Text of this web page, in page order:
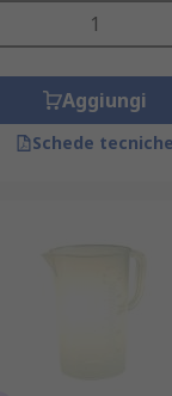
Aggiungi
Schede tecniche